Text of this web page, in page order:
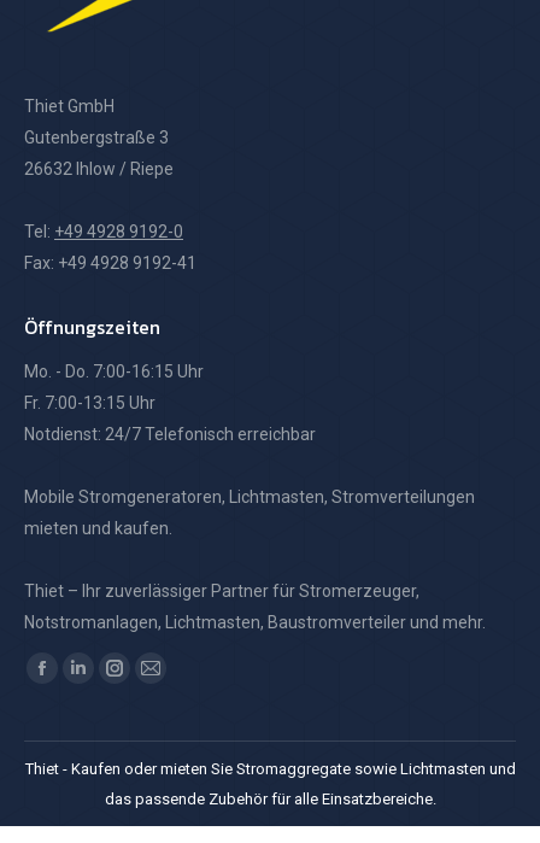
Thiet GmbH
Gutenbergstraße 3
26632 Ihlow / Riepe
Tel: +49 4928 9192-0
Fax: +49 4928 9192-41
Öffnungszeiten
Mo. - Do. 7:00-16:15 Uhr
Fr. 7:00-13:15 Uhr
Notdienst: 24/7 Telefonisch erreichbar
Mobile Stromgeneratoren, Lichtmasten, Stromverteilungen
mieten und kaufen.
Thiet – Ihr zuverlässiger Partner für Stromerzeuger,
Notstromanlagen, Lichtmasten, Baustromverteiler und mehr.
Finden Sie uns auf:
Facebook
opens
in
Linkedin
opens
in
new
Instagram
opens
in
new
E-
page
opens
in
Thiet - Kaufen oder mieten Sie Stromaggregate sowie Lichtmasten und
das passende Zubehör für alle Einsatzbereiche.